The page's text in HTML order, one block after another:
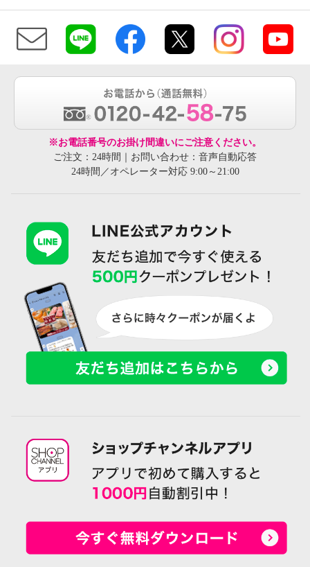
※お電話番号のお掛け間違いにご注意ください。
ご注文：24時間｜お問い合わせ：音声自動応答
24時間／オペレーター対応 9:00～21:00